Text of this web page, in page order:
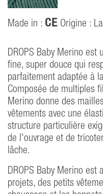
Made in : CE Origine :
DROPS Baby Merino
fine, super douce qui
parfaitement adaptée à
Composée de multiples
Merino donne des
vêtements avec une
structure particulière
de l'ouvrage et de
lâche.
DROPS Baby Merino est
projets, des petits